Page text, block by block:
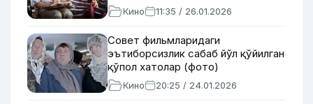
Кино 11:35 / 26.01.2026
Совет фильмларидаги
эътиборсизлик сабаб йўл қўйилган
қўпол хатолар (фото)
Кино 20:25 / 24.01.2026